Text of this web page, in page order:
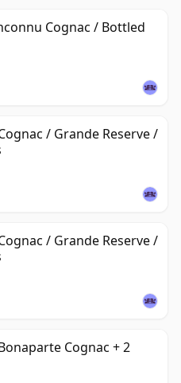
Cognac / Bottled
/ Grande Reserve /
/ Grande Reserve /
Cognac + 2